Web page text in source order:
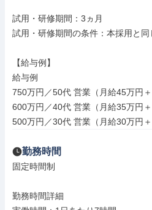
試用・研修期間：3ヵ月
試用・研修期間の条件：本採用と同
【給与例】
給与例
750万円／50代 営業（月給45万円＋
600万円／40代 営業（月給35万円＋
500万円／30代 営業（月給30万円＋
勤務時間
固定時間制
勤務時間詳細